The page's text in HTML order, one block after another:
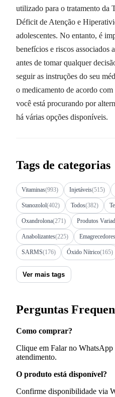
utilizado para o tratamento da
Déficit de Atenção e
adolescentes. No entanto, é
benefícios e riscos associados
antes de tomar qualquer
seguir as instruções do seu
o medicamento de acordo com
você está procurando por
há várias opções disponíveis.
Tags de categorias
Vitaminas(993) Injetáveis(515)
Stanozolol(402) Todos(382)
Oxandrolona(271) Produtos
Anabolizantes(225) Emagrecedores
SARMS(176) Óxido Nítrico(165)
Ver mais tags
Perguntas
Como comprar?
Clique em Falar no
atendimento.
O produto está disponível?
Confirme disponibilidade via